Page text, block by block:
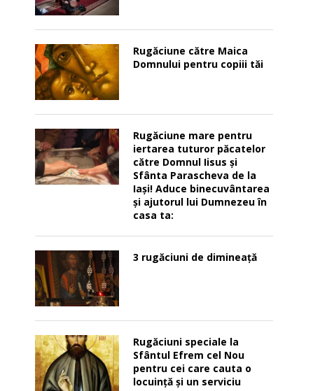
Rugăciune către Maica
Domnului pentru copiii tăi
Rugăciune mare pentru
iertarea tuturor păcatelor
către Domnul Iisus şi
Sfânta Parascheva de la
Iaşi! Aduce binecuvântarea
şi ajutorul lui Dumnezeu în
casa ta:
3 rugăciuni de dimineață
Rugăciuni speciale la
Sfântul Efrem cel Nou
pentru cei care cauta o
locuinţă şi un serviciu